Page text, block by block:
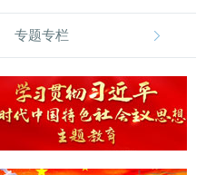
专题专栏